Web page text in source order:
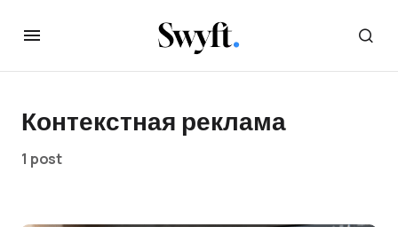
Контекстная реклама
1 post